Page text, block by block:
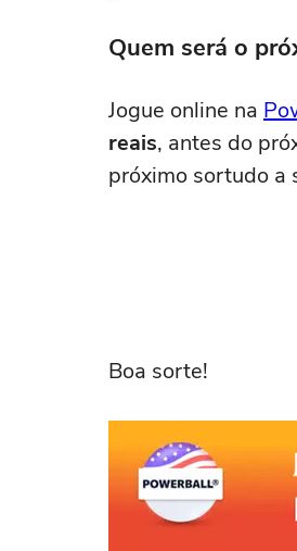
Quem será o
Jogue online na
reais, antes do
próximo sortudo a
Boa sorte!